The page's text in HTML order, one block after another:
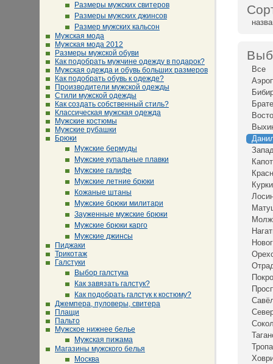
Размеры мужских свитеров
Размеры мужских джинсов
Размер мужских кальсон
Мужская мода
Мужская мода 2012
Размеры мужской обуви
Как подобрать мужчине одежду в подарок?
Мужская одежда и обувь больших размеров
Как подобрать обувь к одежде?
Производители мужской одежды
Стили мужской одежды
Как создать собственный стиль?
Классическая мужская одежда
Мужские костюмы
Мужские рубашки
Брюки
Мужские бермуды
Мужские купальные плавки
Мужские галифе
Мужские летние брюки
Кожаные штаны
Мужские брюки милитари
Зауженные мужские брюки
Мужские брюки карго
Мужские джинсы
Пиджаки
Трикотаж
Галстуки
Выбор галстука
Как завязать галстук?
Как подобрать галстук к костюму?
Джемпера, пуловеры, свитера
Плащи
Пальто
Мужское нижнее белье
Мужская пижама
Магазины мужского белья
Москва
Все